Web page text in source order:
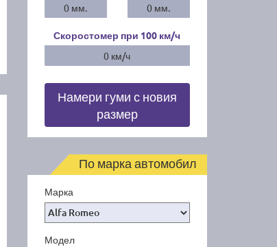
0 мм.
0 мм.
Скоростомер при 100 км/ч
0 км/ч
Намери гуми с новия
размер
По марка автомобил
Марка
Модел